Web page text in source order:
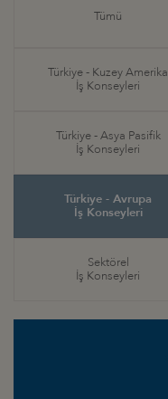
Tümü
Türkiye - Kuzey Amerika
İş Konseyleri
Türkiye - Asya Pasifik
İş Konseyleri
Türkiye - Avrupa
İş Konseyleri
Sektörel
İş Konseyleri